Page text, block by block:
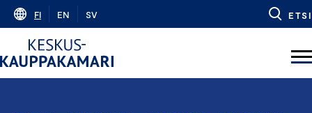
Skip
content
FI EN SV ETSI